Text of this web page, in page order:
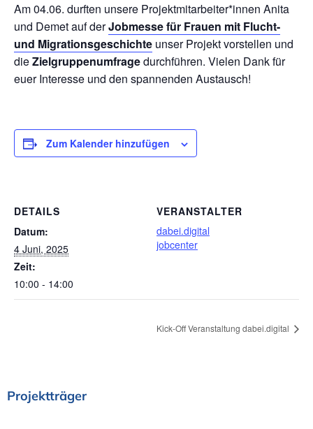
Am 04.06. durften unsere Projektmitarbeiter*innen Anita
und Demet auf derJobmesse für Frauen mit Flucht-
und Migrationsgeschichte unser Projekt vorstellen und
dieZielgruppenumfragedurchführen. Vielen Dank für
euer Interesse und den spannenden Austausch!
Zum Kalender hinzufügen
DETAILS
Datum:
4 Juni, 2025
Zeit:
10:00 - 14:00
VERANSTALTER
dabei.digital
jobcenter
Kick-Off Veranstaltung dabei.digital
Projektträger